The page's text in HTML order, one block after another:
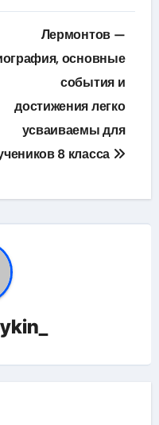
Лермонтов —
основные
события и
достижения легко
усваиваемы для
8 класса